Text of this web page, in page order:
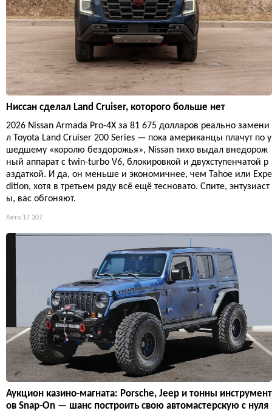
Ниссан сделал Land Cruiser, которого больше нет
2026 Nissan Armada Pro-4X за 81 675 долларов реально замени
л Toyota Land Cruiser 200 Series — пока американцы плачут по у
шедшему «королю бездорожья», Nissan тихо выдал внедорож
ный аппарат с twin-turbo V6, блокировкой и двухступенчатой р
аздаткой. И да, он меньше и экономичнее, чем Tahoe или Expe
dition, хотя в третьем ряду всё ещё тесновато. Спите, энтузиаст
ы, вас обгоняют.
Авто 17 307
Аукцион казино-магната: Porsche, Jeep и тонны инструмент
ов Snap-On — шанс построить свою автомастерскую с нуля